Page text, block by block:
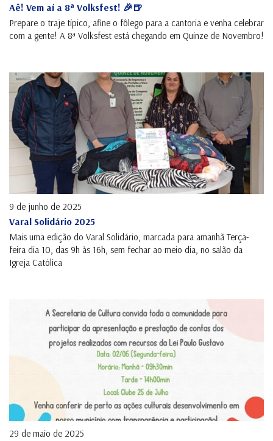
Aê! Vem aí a 8ª Volksfest! 🎉🍺
Prepare o traje típico, afine o fôlego para a cantoria e venha celebrar
com a gente! A 8ª Volksfest está chegando em Quinze de Novembro!
9 de junho de 2025
Varal Solidário 2025
Mais uma edição do Varal Solidário, marcada para amanhã Terça-
feira dia 10, das 9h às 16h, sem fechar ao meio dia, no salão da
Igreja Católica
29 de maio de 2025